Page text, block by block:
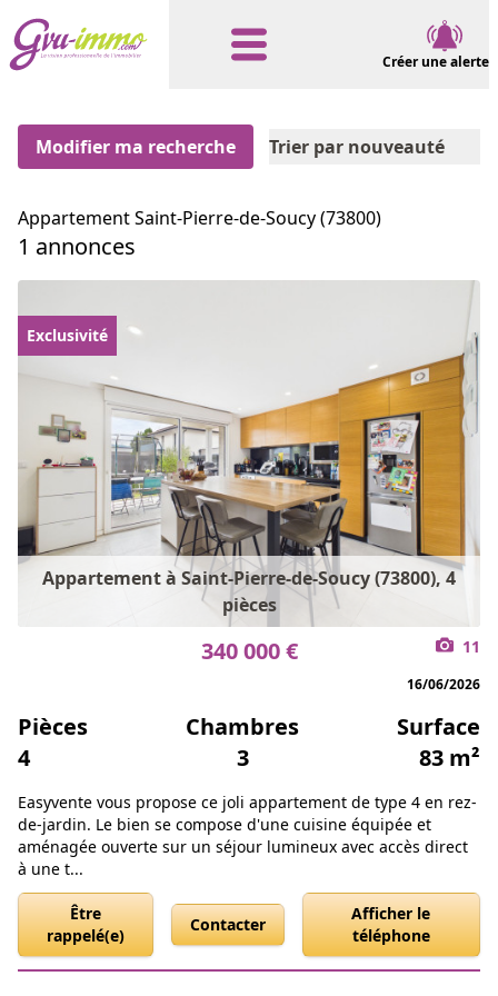
Créer une alerte
Modifier ma recherche Trier par nouveauté
Appartement Saint-Pierre-de-Soucy (73800)
1 annonces
Appartement à Saint-Pierre-de-Soucy (73800), 4
pièces
Exclusivité
340 000 € 11
16/06/2026
Pièces
4
Chambres
3
Surface
83 m²
Easyvente vous propose ce joli appartement de type 4 en rez-
de-jardin. Le bien se compose d'une cuisine équipée et
aménagée ouverte sur un séjour lumineux avec accès direct
à une t...
Être
rappelé(e)
Contacter
Afficher le
téléphone